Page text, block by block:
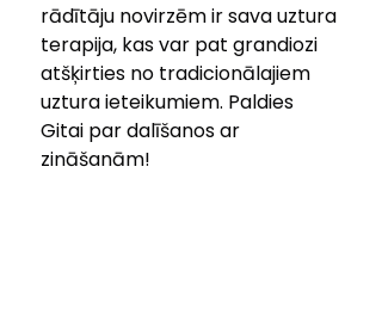
rādītāju novirzēm ir sava uztura
terapija, kas var pat grandiozi
atšķirties no tradicionālajiem
uztura ieteikumiem. Paldies
Gitai par dalīšanos ar
zināšanām!